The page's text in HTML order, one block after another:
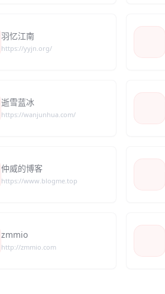
羽忆江南
https://yyjn.org/
逝雪蓝冰
https://wanjunhua.com/
仲威的博客
https://www.blogme.top
zmmio
http://zmmio.com